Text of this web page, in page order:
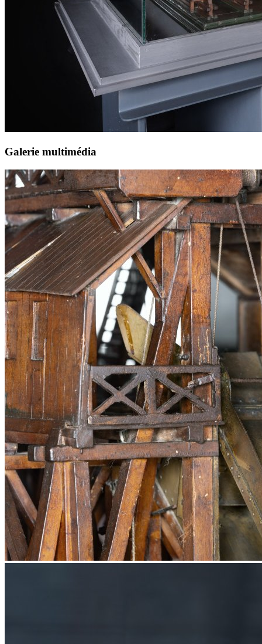
Galerie multimédia